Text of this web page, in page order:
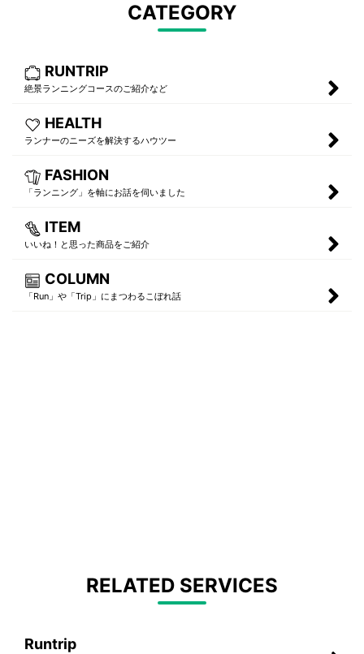
CATEGORY
RUNTRIP
絶景ランニングコースのご紹介など
HEALTH
ランナーのニーズを解決するハウツー
FASHION
「ランニング」を軸にお話を伺いました
ITEM
いいね！と思った商品をご紹介
COLUMN
「Run」や「Trip」にまつわるこぼれ話
RELATED SERVICES
Runtrip